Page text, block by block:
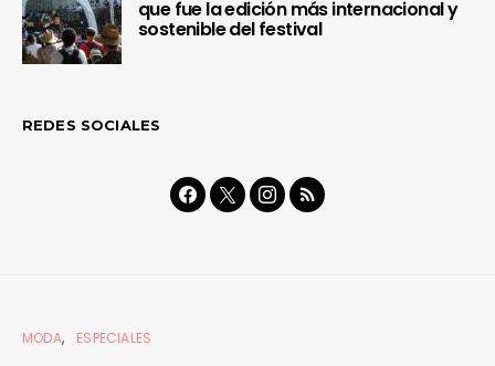
que fue la edición más internacional y
sostenible del festival
REDES SOCIALES
MODA ESPECIALES